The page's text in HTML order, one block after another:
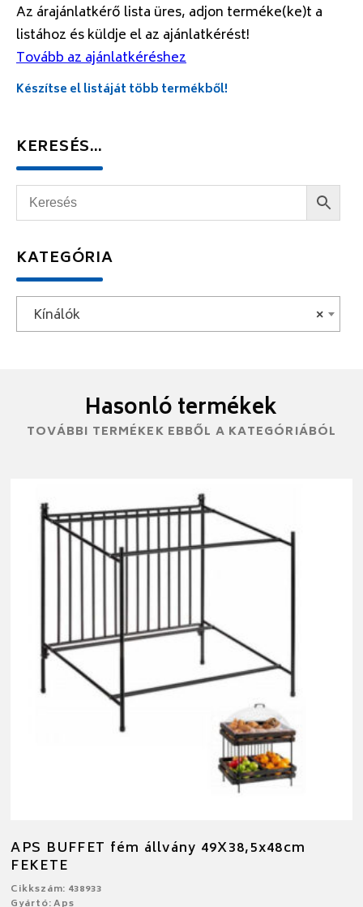
Az árajánlatkérő lista üres, adjon terméke(ke)t a
listához és küldje el az ajánlatkérést!
Tovább az ajánlatkéréshez
Készítse el listáját több termékből!
KERESÉS…
KATEGÓRIA
×
Kínálók
Hasonló termékek
TOVÁBBI TERMÉKEK EBBŐL A KATEGÓRIÁBÓL
APS BUFFET fém állvány 49X38,5x48cm
FEKETE
Cikkszám: 438933